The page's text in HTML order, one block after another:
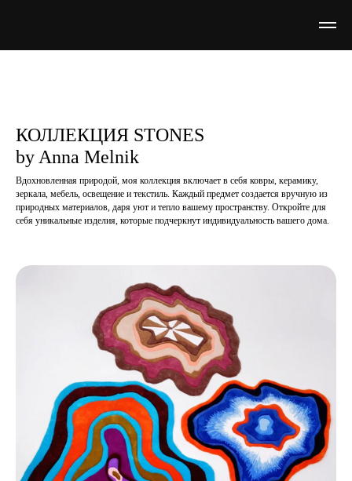
КОЛЛЕКЦИЯ STONES
by Anna Melnik
Вдохновленная природой, моя коллекция включает в себя ковры, керамику,
зеркала, мебель, освещение и текстиль. Каждый предмет создается вручную из
природных материалов, даря уют и тепло вашему пространству. Откройте для
себя уникальные изделия, которые подчеркнут индивидуальность вашего дома.